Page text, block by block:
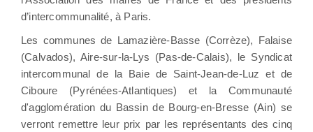
d’intercommunalité, à Paris.
Les communes de Lamazière-Basse (Corrèze), Falaise
(Calvados), Aire-sur-la-Lys (Pas-de-Calais), le Syndicat
intercommunal de la Baie de Saint-Jean-de-Luz et de
Ciboure (Pyrénées-Atlantiques) et la Communauté
d'agglomération du Bassin de Bourg-en-Bresse (Ain) se
verront remettre leur prix par les représentants des cinq